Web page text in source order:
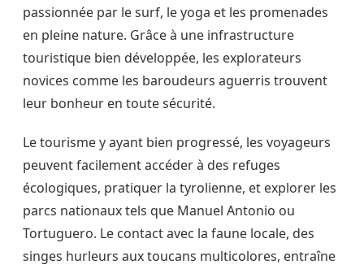
passionnée par le surf, le yoga et les promenades
en pleine nature. Grâce à une infrastructure
touristique bien développée, les explorateurs
novices comme les baroudeurs aguerris trouvent
leur bonheur en toute sécurité.
Le tourisme y ayant bien progressé, les voyageurs
peuvent facilement accéder à des refuges
écologiques, pratiquer la tyrolienne, et explorer les
parcs nationaux tels que Manuel Antonio ou
Tortuguero. Le contact avec la faune locale, des
singes hurleurs aux toucans multicolores, entraîne